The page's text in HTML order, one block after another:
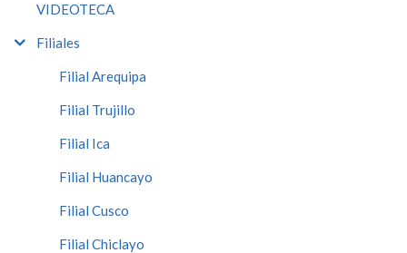
VIDEOTECA
Filiales
Filial Arequipa
Filial Trujillo
Filial Ica
Filial Huancayo
Filial Cusco
Filial Chiclayo